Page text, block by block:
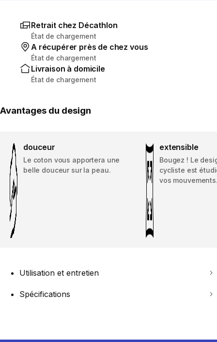
Retrait chez Décathlon
État de chargement
A récupérer près de chez vous
État de chargement
Livraison à domicile
État de chargement
Avantages du design
douceur
Le coton vous apportera une
belle douceur sur la peau.
extensible
Bougez ! Le
cycliste est
vos
Utilisation et entretien
Spécifications